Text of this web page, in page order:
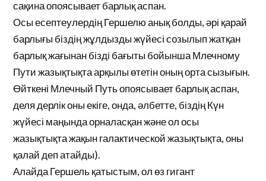
сақина опоясывает барлық аспан.
Осы есептеулердің Гершелю анық болды, әрі қарай
барлығы біздің жұлдызды жүйесі созылып жатқан
барлық жағынан бізді бағыты бойынша Млечному
Пути жазықтықта арқылы өтетін оның орта сызығын.
Өйткені Млечный Путь опоясывает барлық аспан,
деля дерлік оны екіге, онда, әлбетте, біздің Күн
жүйесі маңында орналасқан және ол осы
жазықтықта жақын галактической жазықтықта, оны
қалай деп атайды).
Алайда Гершель қатыстым, ол өз гигант